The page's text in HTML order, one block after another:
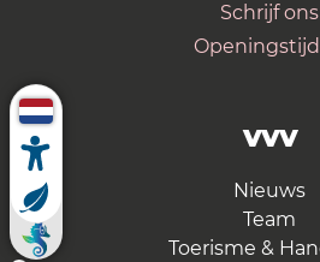
Schrijf ons
VVV
Nieuws
Team
Toerisme &